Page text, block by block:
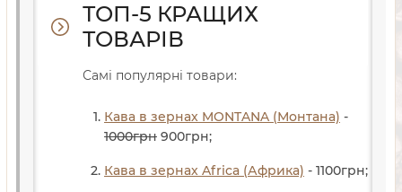
ТОП-5 КРАЩИХ
ТОВАРІВ
Самі популярні товари:
Кава в зернах MONTANA (Монтана) -
1000грн 900грн;
Кава в зернах Africa (Африка) - 1100грн;